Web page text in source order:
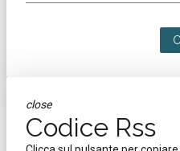
close
Codice Rss